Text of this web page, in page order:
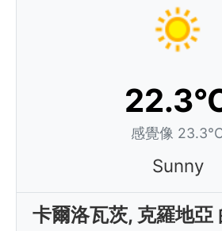
感覺像
Sunny
卡爾洛瓦茨, 克羅地亞